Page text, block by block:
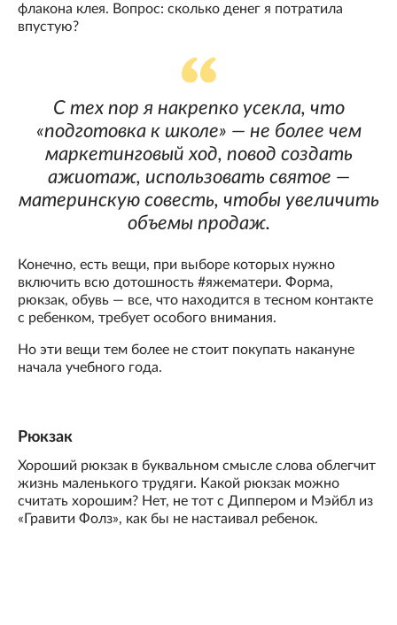
флакона клея. Вопрос: сколько денег я потратила
впустую?
С тех пор я накрепко усекла, что
«подготовка к школе» — не более чем
маркетинговый ход, повод создать
ажиотаж, использовать святое —
материнскую совесть, чтобы увеличить
объемы продаж.
Конечно, есть вещи, при выборе которых нужно
включить всю дотошность #яжематери. Форма,
рюкзак, обувь — все, что находится в тесном контакте
с ребенком, требует особого внимания.
Но эти вещи тем более не стоит покупать накануне
начала учебного года.
Рюкзак
Хороший рюкзак в буквальном смысле слова облегчит
жизнь маленького трудяги. Какой рюкзак можно
считать хорошим? Нет, не тот с Диппером и Мэйбл из
«Гравити Фолз», как бы не настаивал ребенок.